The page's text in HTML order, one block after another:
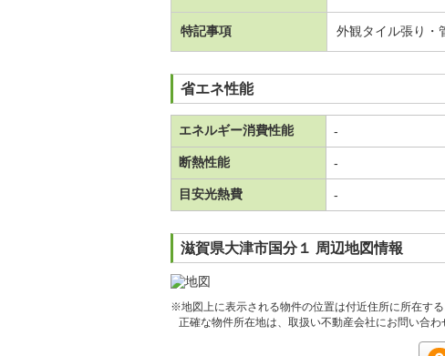
特記事項 外観タイル張り・
省エネ性能
エネルギー消費性能 -
断熱性能 -
目安光熱費 -
滋賀県大津市国分１ 周辺地図情報
※地図上に表示される物件の位置は付近住所に所在す
正確な物件所在地は、取扱い不動産会社にお問い合わ